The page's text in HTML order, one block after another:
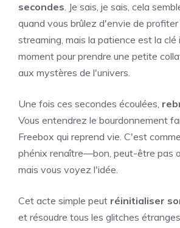
secondes. Je sais, je sais, cela
quand vous brûlez d'envie de
streaming, mais la patience est la
moment pour prendre une petite
aux mystères de l'univers.
Une fois ces secondes écoulées,
Vous entendrez le bourdonnement
Freebox qui reprend vie. C'est
phénix renaître—bon, peut-être pas
mais vous voyez l'idée.
Cet acte simple peut réinitialiser
et résoudre tous les glitches